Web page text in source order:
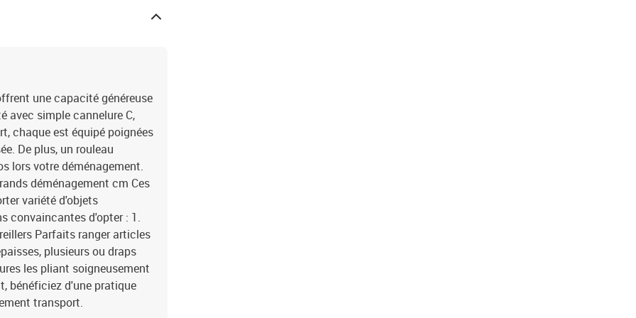
une capacité généreuse
avec simple cannelure C,
chaque est équipé poignées
De plus, un rouleau
lors votre déménagement.
déménagement cm Ces
variété d'objets
convaincantes d'opter : 1.
Parfaits ranger articles
plusieurs ou draps
les pliant soigneusement
bénéficiez d'une pratique
transport.